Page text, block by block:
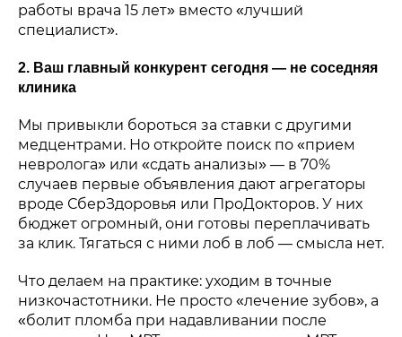
работы врача 15 лет» вместо «лучший
специалист».
2. Ваш главный конкурент сегодня — не соседняя
клиника
Мы привыкли бороться за ставки с другими
медцентрами. Но откройте поиск по «прием
невролога» или «сдать анализы» — в 70%
случаев первые объявления дают агрегаторы
вроде СберЗдоровья или ПроДокторов. У них
бюджет огромный, они готовы переплачивать
за клик. Тягаться с ними лоб в лоб — смысла нет.
Что делаем на практике: уходим в точные
низкочастотники. Не просто «лечение зубов», а
«болит пломба при надавливании после